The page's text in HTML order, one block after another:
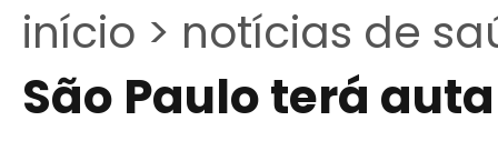
início > notícias de
São Paulo terá